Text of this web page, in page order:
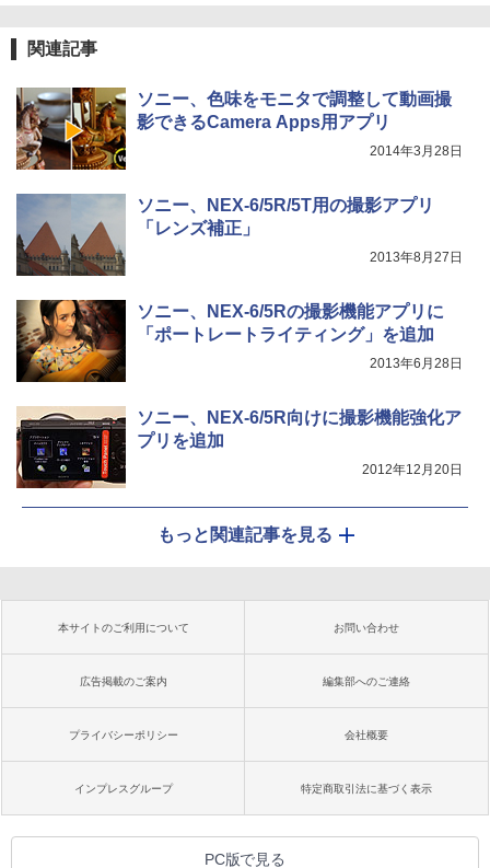
関連記事
ソニー、色味をモニタで調整して動画撮
影できるCamera Apps用アプリ
2014年3月28日
ソニー、NEX-6/5R/5T用の撮影アプリ
「レンズ補正」
2013年8月27日
ソニー、NEX-6/5Rの撮影機能アプリに
「ポートレートライティング」を追加
2013年6月28日
ソニー、NEX-6/5R向けに撮影機能強化ア
プリを追加
2012年12月20日
もっと関連記事を見る
本サイトのご利用について お問い合わせ
広告掲載のご案内 編集部へのご連絡
プライバシーポリシー 会社概要
インプレスグループ 特定商取引法に基づく表示
PC版で見る